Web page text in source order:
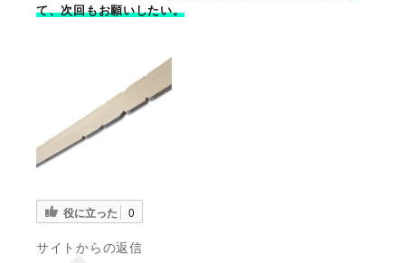
て、次回もお願いしたい。
役に立った 0
サイトからの返信